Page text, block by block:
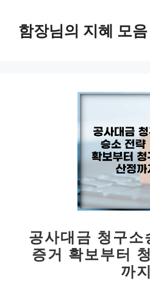
함장님의 지혜 모음
공사대금 청구소
증거 확보부터
까지